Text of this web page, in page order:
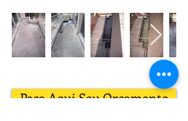
Peça Aqui Seu Orçamento